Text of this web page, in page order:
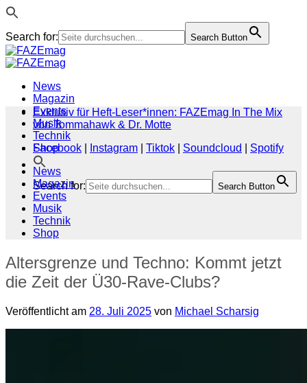
Search for: Search Button
Zum
Inhalt
News
Magazin
Events
Musik
Technik
Shop
Search for: Search Button
Exklusiv für Heft-Leser*innen: FAZEmag In The Mix
von Tommahawk & Dr. Motte
Facebook
Instagram Tiktok Soundcloud
Spotify
News
Magazin
Events
Musik
Technik
Shop
Altersgrenze und Techno: Kommt jetzt
die Zeit der Ü30-Rave-Clubs?
Veröffentlicht am 28. Juli 2025 von Michael Scharsig